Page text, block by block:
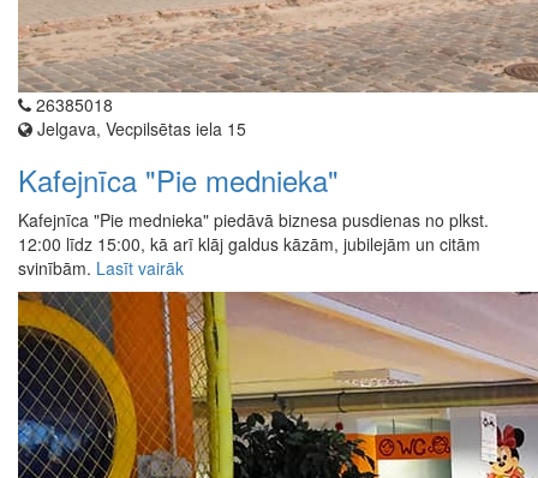
26385018
Jelgava, Vecpilsētas iela 15
Kafejnīca "Pie mednieka"
Kafejnīca "Pie mednieka" piedāvā biznesa pusdienas no plkst.
12:00 līdz 15:00, kā arī klāj galdus kāzām, jubilejām un citām
svinībām. Lasīt vairāk